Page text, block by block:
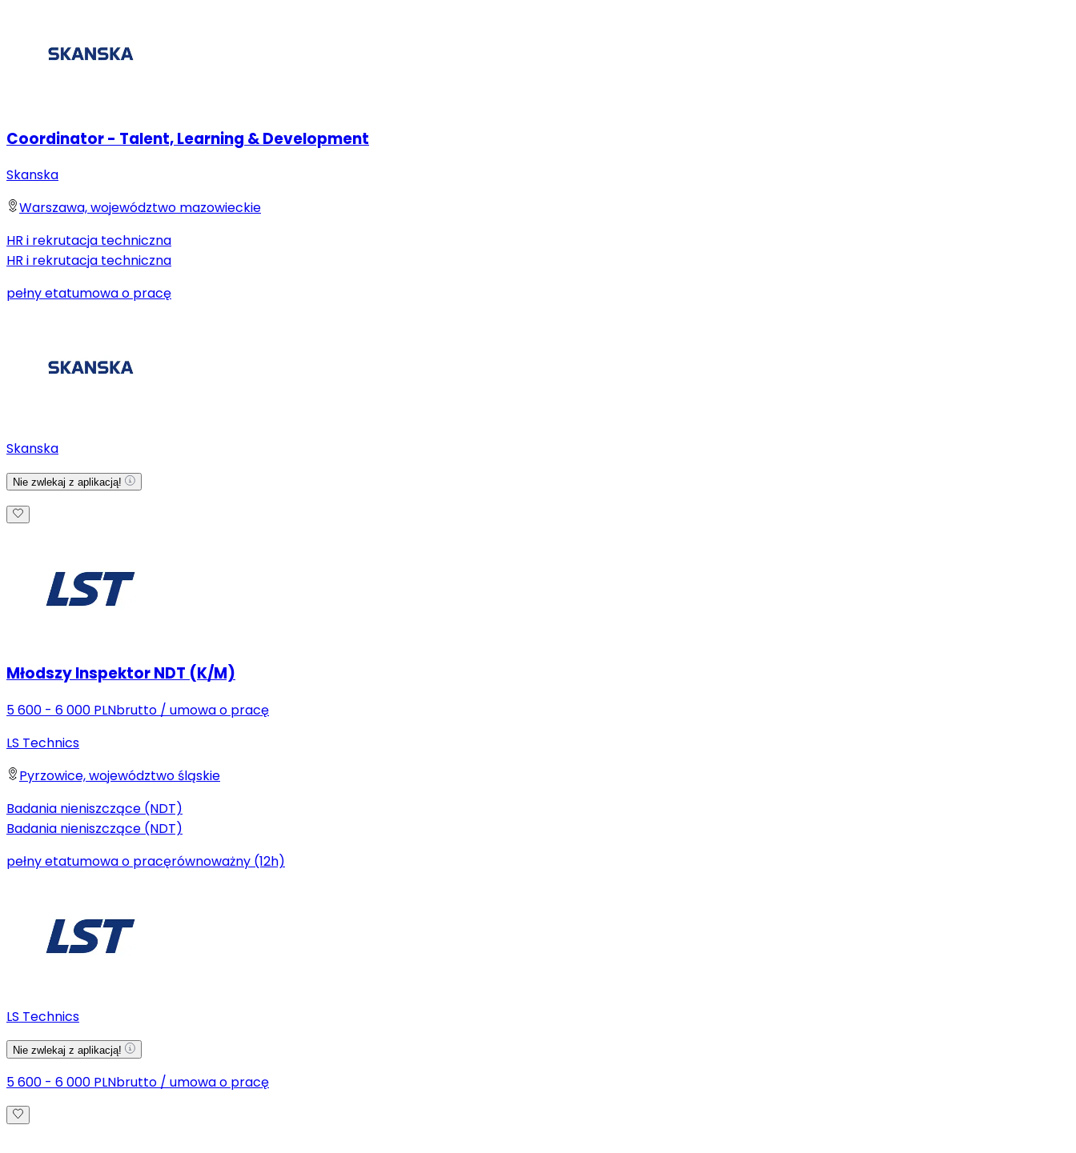
Coordinator - Talent, Learning & Development
Skanska
Warszawa, województwo mazowieckie
HR i rekrutacja techniczna
HR i rekrutacja techniczna
pełny etatumowa o pracę
Skanska
Nie zwlekaj z aplikacją!
Młodszy Inspektor NDT (K/M)
5 600 - 6 000 PLNbrutto / umowa o pracę
LS Technics
Pyrzowice, województwo śląskie
Badania nieniszczące (NDT)
Badania nieniszczące (NDT)
pełny etatumowa o pracęrównoważny (12h)
LS Technics
Nie zwlekaj z aplikacją!
5 600 - 6 000 PLNbrutto / umowa o pracę